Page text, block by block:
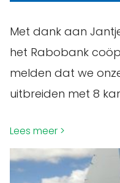
Met dank aan
het Rabobank
melden dat we
uitbreiden met 8
Lees meer